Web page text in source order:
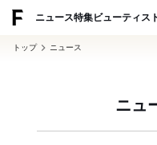
ニュース特集ビューティ ス
トップ ニュース
ニュ